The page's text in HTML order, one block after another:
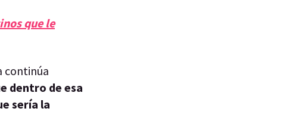
que le
continúa
dentro de esa
sería la